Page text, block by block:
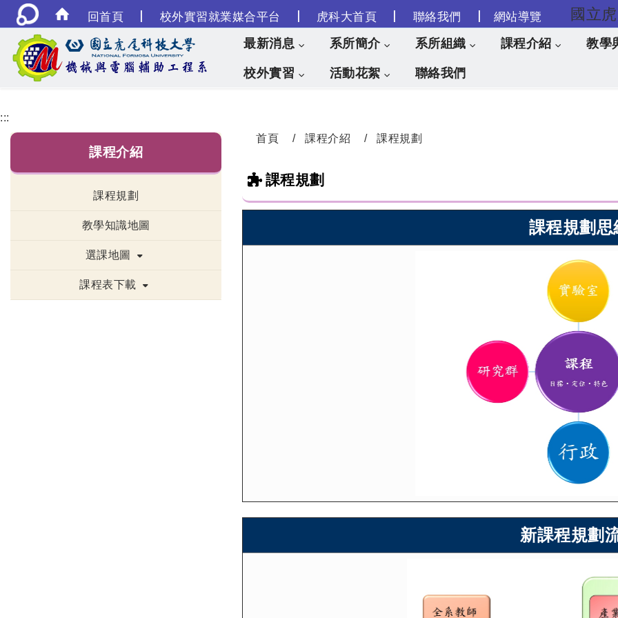
回首頁 | 校外實習就業媒合平台 | 虎科大首頁 | 聯絡我們 | 網站導覽
跳到主要內容
最新消息 系所簡介 系所組織 課程介紹 教學
校外實習 活動花絮 聯絡我們
:::
課程介紹
課程規劃
教學知識地圖
選課地圖
課程表下載
首頁 課程介紹 課程規劃
課程規劃
課程規劃思
新課程規劃